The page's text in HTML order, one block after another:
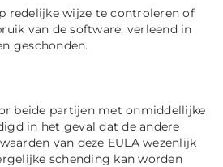
wijze te controleren of
van de software, verleend in
geschonden.
beide partijen met onmiddellijke
in het geval dat de andere
van deze EULA wezenlijk
schending kan worden